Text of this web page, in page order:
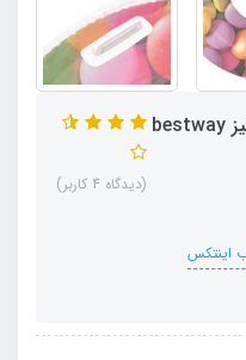
حلقه بادی بزرگسال طرح اسمارتیز bestway
اینتکس
(دیدگاه 4 کاربر)